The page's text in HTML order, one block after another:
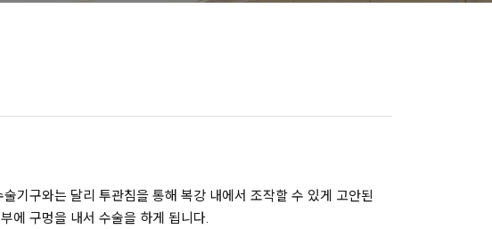
기구와는 달리 투관침을 통해 복강 내에서 조작할 수 있게 고안된
에 구멍을 내서 수술을 하게 됩니다.